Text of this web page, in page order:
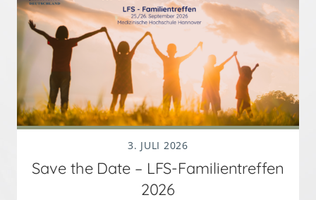
3. JULI 2026
Save the Date – LFS-Familientreffen
2026